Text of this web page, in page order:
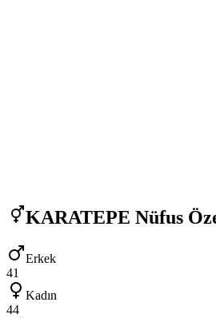
KARATEPE Nüfus
Erkek
41
Kadın
44